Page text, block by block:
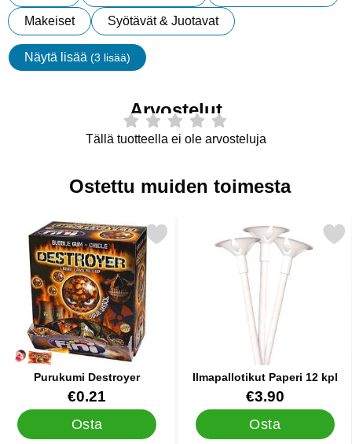
Makeiset Syötävät & Juotavat
Näytä lisää (3 lisää)
ominaisuudet
Arvostelut
Tällä tuotteella ei ole arvosteluja
Ostettu muiden toimesta
Purukumi Destroyer
Tuote.nro 10737
€0.21
Osta
Merkitse purukumi Destroyer suosikiksi
Ilmapallotikut Paperi 12 kpl
Tuote.nro 43735
€3.90
Osta
Merkitse ilmapallotikut